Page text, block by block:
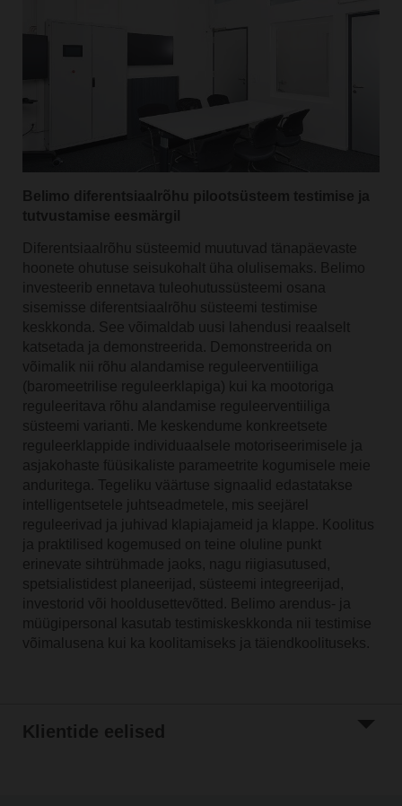
Belimo diferentsiaalrõhu pilootsüsteem testimise ja
tutvustamise eesmärgil
Diferentsiaalrõhu süsteemid muutuvad tänapäevaste
hoonete ohutuse seisukohalt üha olulisemaks. Belimo
investeerib ennetava tuleohutussüsteemi osana
sisemisse diferentsiaalrõhu süsteemi testimise
keskkonda. See võimaldab uusi lahendusi reaalselt
katsetada ja demonstreerida. Demonstreerida on
võimalik nii rõhu alandamise reguleerventiiliga
(baromeetrilise reguleerklapiga) kui ka mootoriga
reguleeritava rõhu alandamise reguleerventiiliga
süsteemi varianti. Me keskendume konkreetsete
reguleerklappide individuaalsele motoriseerimisele ja
asjakohaste füüsikaliste parameetrite kogumisele meie
anduritega. Tegeliku väärtuse signaalid edastatakse
intelligentsetele juhtseadmetele, mis seejärel
reguleerivad ja juhivad klapiajameid ja klappe. Koolitus
ja praktilised kogemused on teine oluline punkt
erinevate sihtrühmade jaoks, nagu riigiasutused,
spetsialistidest planeerijad, süsteemi integreerijad,
investorid või hooldusettevõtted. Belimo arendus- ja
müügipersonal kasutab testimiskeskkonda nii testimise
võimalusena kui ka koolitamiseks ja täiendkoolituseks.
Klientide eelised